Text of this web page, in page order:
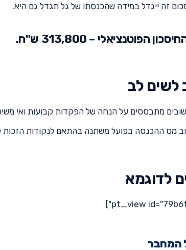
זה ייגדל במידה שהכנסתו של גל תגדל גם היא.
הפוטנציאלי – 313,800 ש"ח.
לשים לב
מתבססים על הנחה של הפקדות קבועות ואי
מס ההכנסה בפועל משתנה בהתאם לנקודות הזכות
לדוגמא
המחבר